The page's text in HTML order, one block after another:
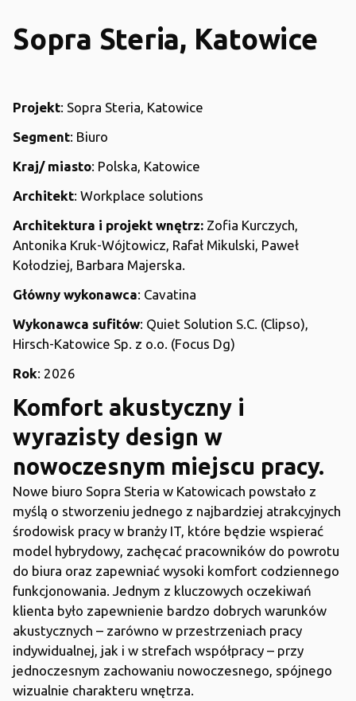
Sopra Steria, Katowice
Projekt: Sopra Steria, Katowice
Segment: Biuro
Kraj/ miasto: Polska, Katowice
Architekt: Workplace solutions
Architektura i projekt wnętrz: Zofia Kurczych,
Antonika Kruk-Wójtowicz, Rafał Mikulski, Paweł
Kołodziej, Barbara Majerska.
Główny wykonawca: Cavatina
Wykonawca sufitów: Quiet Solution S.C. (Clipso),
Hirsch-Katowice Sp. z o.o. (Focus Dg)
Rok: 2026
Komfort akustyczny i
wyrazisty design w
nowoczesnym miejscu pracy.
Nowe biuro Sopra Steria w Katowicach powstało z
myślą o stworzeniu jednego z najbardziej atrakcyjnych
środowisk pracy w branży IT, które będzie wspierać
model hybrydowy, zachęcać pracowników do powrotu
do biura oraz zapewniać wysoki komfort codziennego
funkcjonowania. Jednym z kluczowych oczekiwań
klienta było zapewnienie bardzo dobrych warunków
akustycznych – zarówno w przestrzeniach pracy
indywidualnej, jak i w strefach współpracy – przy
jednoczesnym zachowaniu nowoczesnego, spójnego
wizualnie charakteru wnętrza.